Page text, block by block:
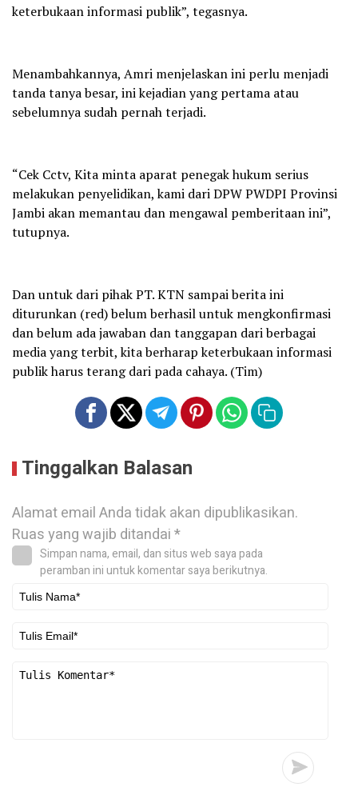
keterbukaan informasi publik”, tegasnya.
Menambahkannya, Amri menjelaskan ini perlu menjadi
tanda tanya besar, ini kejadian yang pertama atau
sebelumnya sudah pernah terjadi.
“Cek Cctv, Kita minta aparat penegak hukum serius
melakukan penyelidikan, kami dari DPW PWDPI Provinsi
Jambi akan memantau dan mengawal pemberitaan ini”,
tutupnya.
Dan untuk dari pihak PT. KTN sampai berita ini
diturunkan (red) belum berhasil untuk mengkonfirmasi
dan belum ada jawaban dan tanggapan dari berbagai
media yang terbit, kita berharap keterbukaan informasi
publik harus terang dari pada cahaya. (Tim)
Tinggalkan Balasan
Alamat email Anda tidak akan dipublikasikan.
Ruas yang wajib ditandai*
Simpan nama, email, dan situs web saya pada
peramban ini untuk komentar saya berikutnya.